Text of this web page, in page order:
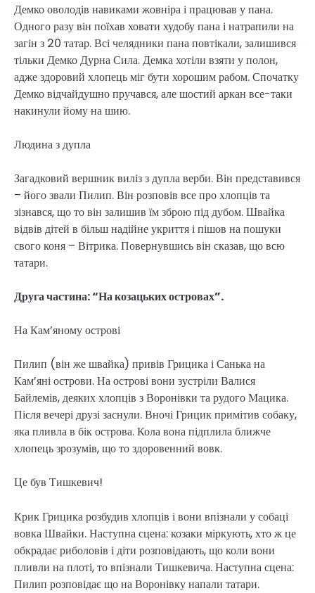
Демко оволодів навиками жовніра і працював у пана.
Одного разу він поїхав ховати худобу пана і натрапили на
загін з 20 татар. Всі челядники пана повтікали, залишився
тільки Демко Дурна Сила. Демка хотіли взяти у полон,
адже здоровий хлопець міг бути хорошим рабом. Спочатку
Демко відчайдушно пручався, але шостий аркан все-таки
накинули йому на шию.
Людина з дупла
Загадковий вершник виліз з дупла верби. Він представився
– його звали Пилип. Він розповів все про хлопців та
зізнався, що то він залишив їм зброю під дубом. Швайка
відвів дітей в більш надійне укриття і пішов на пошуки
свого коня – Вітрика. Повернувшись він сказав, що всю
татари.
Друга частина: “На козацьких островах”.
На Кам’яному острові
Пилип (він же швайка) привів Грицика і Санька на
Кам’яні острови. На острові вони зустріли Валися
Байлемів, деяких хлопців з Воронівки та рудого Мацика.
Після вечері друзі заснули. Вночі Грицик примітив собаку,
яка пливла в бік острова. Кола вона підплила ближче
хлопець зрозумів, що то здоровенний вовк.
Це був Тишкевич!
Крик Грицика розбудив хлопців і вони впізнали у собаці
вовка Швайки. Наступна сцена: козаки міркують, хто ж це
обкрадає риболовів і діти розповідають, що коли вони
пливли на плоті, то впізнали Тишкевича. Наступна сцена:
Пилип розповідає що на Воронівку напали татари.